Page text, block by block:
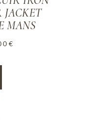
JACKET
MANS
€